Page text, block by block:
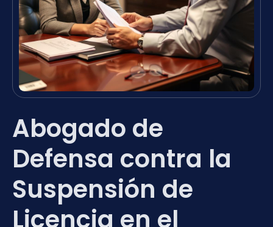
Abogado de
Defensa contra la
Suspensión de
Licencia en el